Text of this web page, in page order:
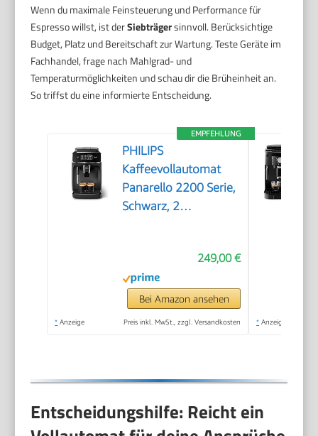
Wenn du maximale Feinsteuerung und Performance für
Espresso willst, ist derSiebträgersinnvoll. Berücksichtige
Budget, Platz und Bereitschaft zur Wartung. Teste Geräte im
Fachhandel, frage nach Mahlgrad- und
Temperaturmöglichkeiten und schau dir die Brüheinheit an.
So triffst du eine informierte Entscheidung.
EMPFEHLUNG
PHILIPS
Kaffeevollautomat
Panarello 2200 Serie,
Schwarz, 2
249,00 €
Bei Amazon ansehen
* Anzeige Preis inkl. MwSt., zzgl. Versandkosten * Anzeige
Entscheidungshilfe: Reicht ein